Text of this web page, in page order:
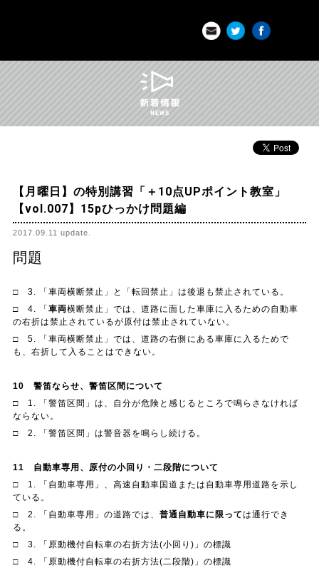
かめや免許学科直前講習｜香川県 高松市お問い合わせはこちら
Twitter
【月曜日】の特別講習「＋10点UPポイント教室」
【vol.007】15pひっかけ問題編
2017.09.11 update.
問題
□ 3. 「車両横断禁止」と「転回禁止」は後退も禁止されている。
□ 4. 「 車両横断禁止」では、道路に面した車庫に入るための自動車
の右折は禁止されているが原付は禁止されていない。
□ 5. 「車両横断禁止」では、道路の右側にある車庫に入るためで
も、右折して入ることはできない。
10 警笛ならせ、警笛区間について
□ 1. 「警笛区間」は、自分が危険と感じるところで鳴らさなければ
ならない。
□ 2. 「警笛区間」は警音器を鳴らし続ける。
11 自動車専用、原付の小回り・二段階について
□ 1. 「自動車専用」、高速自動車国道または自動車専用道路を示し
ている。
□ 2. 「自動車専用」の道路では、 普通自動車に限っては通行でき
る。
□ 3. 「原動機付自転車の右折方法(小回り)」の標識
□ 4. 「原動機付自転車の右折方法(二段階)」の標識